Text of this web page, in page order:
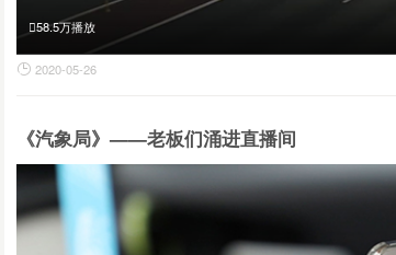
58.5万播放
 2020-05-26
《汽象局》——老板们涌进直播间